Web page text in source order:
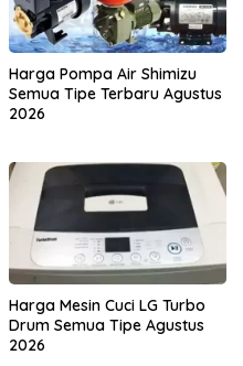
Harga Pompa Air Shimizu
Semua Tipe Terbaru Agustus
2026
Harga Mesin Cuci LG Turbo
Drum Semua Tipe Agustus
2026